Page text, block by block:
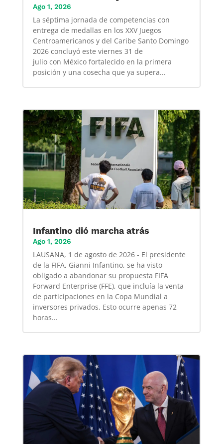
Ago 1, 2026
La séptima jornada de competencias con
entrega de medallas en los XXV Juegos
Centroamericanos y del Caribe Santo Domingo
2026 concluyó este viernes 31 de
julio con México fortalecido en la primera
posición y una cosecha que ya supera...
Infantino dió marcha atrás
Ago 1, 2026
LAUSANA, 1 de agosto de 2026 - El presidente
de la FIFA, Gianni Infantino, se ha visto
obligado a abandonar su propuesta FIFA
Forward Enterprise (FFE), que incluía la venta
de participaciones en la Copa Mundial a
inversores privados. Esto ocurre apenas 72
horas...